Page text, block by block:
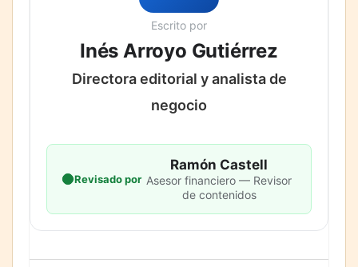
Escrito por
Inés Arroyo Gutiérrez
Directora editorial y analista de
negocio
Revisado por
Ramón Castell
Asesor financiero — Revisor
de contenidos